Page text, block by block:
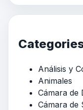
Análisis y
Animales
Cámara de
Cámara de